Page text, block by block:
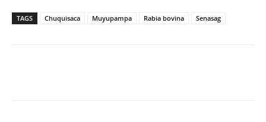
TAGS Chuquisaca Muyupampa Rabia bovina Senasag